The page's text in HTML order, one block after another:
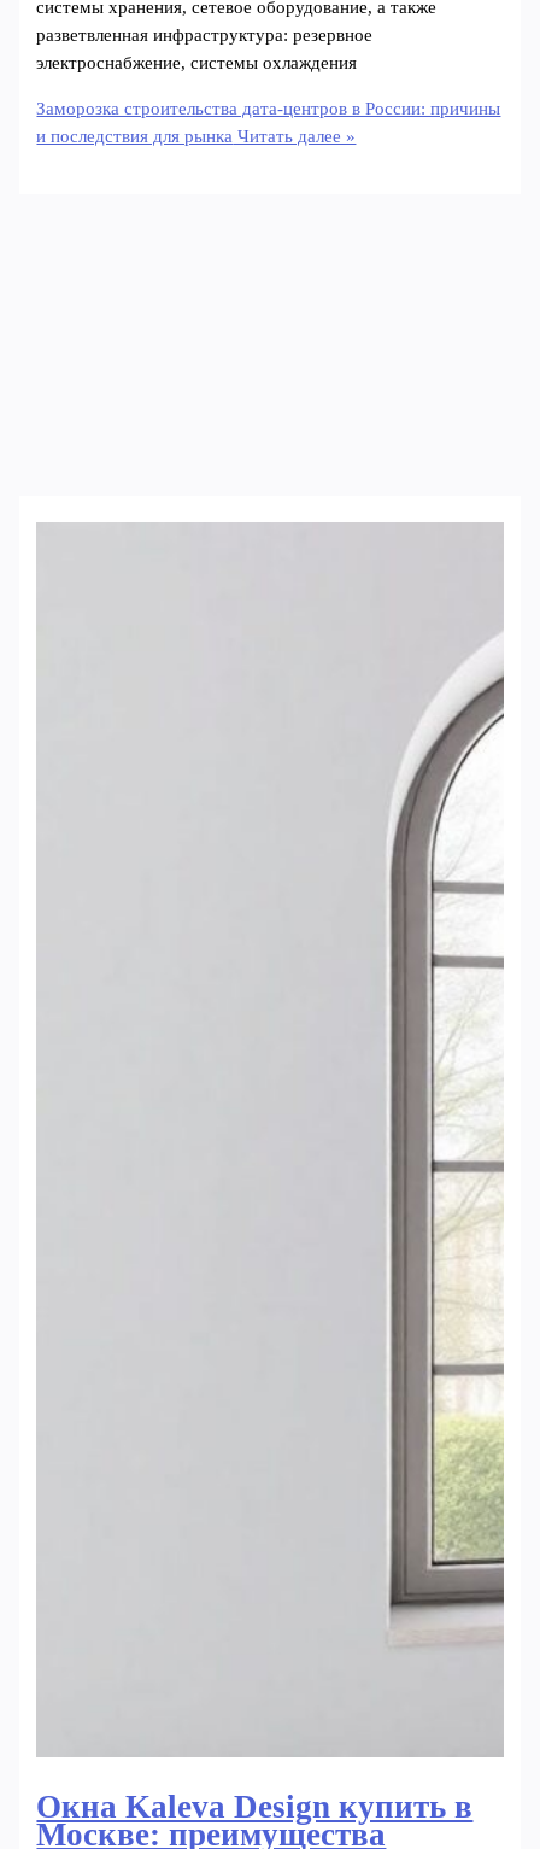
системы хранения, сетевое оборудование, а также
разветвленная инфраструктура: резервное
электроснабжение, системы охлаждения
Заморозка строительства дата-центров в России: причины
и последствия для рынка Читать далее »
Окна Kaleva Design купить в
Москве: преимущества